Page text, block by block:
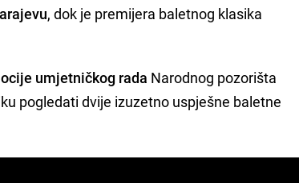
, dok je premijera baletnog klasika
umjetničkog rada Narodnog pozorišta
pogledati dvije izuzetno uspješne baletne